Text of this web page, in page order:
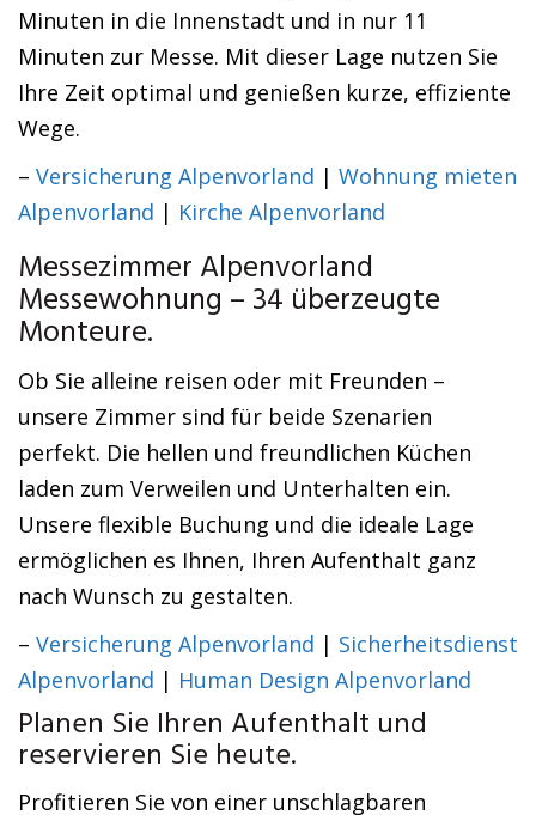
Minuten in die Innenstadt und in nur 11
Minuten zur Messe. Mit dieser Lage nutzen Sie
Ihre Zeit optimal und genießen kurze, effiziente
Wege.
– Versicherung Alpenvorland | Wohnung mieten
Alpenvorland | Kirche Alpenvorland
Messezimmer Alpenvorland
Messewohnung – 34 überzeugte
Monteure.
Ob Sie alleine reisen oder mit Freunden –
unsere Zimmer sind für beide Szenarien
perfekt. Die hellen und freundlichen Küchen
laden zum Verweilen und Unterhalten ein.
Unsere flexible Buchung und die ideale Lage
ermöglichen es Ihnen, Ihren Aufenthalt ganz
nach Wunsch zu gestalten.
– Versicherung Alpenvorland | Sicherheitsdienst
Alpenvorland | Human Design Alpenvorland
Planen Sie Ihren Aufenthalt und
reservieren Sie heute.
Profitieren Sie von einer unschlagbaren